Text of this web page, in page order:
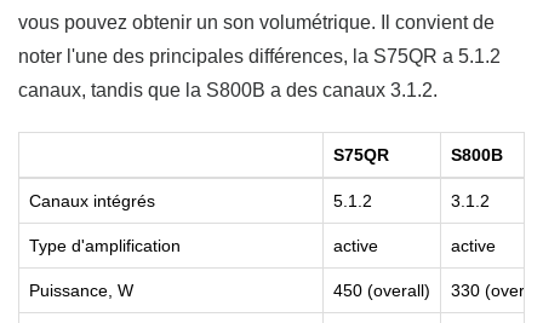
vous pouvez obtenir un son volumétrique. Il convient de
noter l'une des principales différences, la S75QR a 5.1.2
canaux, tandis que la S800B a des canaux 3.1.2.
S75QR S800B
Canaux intégrés 5.1.2 3.1.2
Type d'amplification active active
Puissance, W 450 (overall) 330